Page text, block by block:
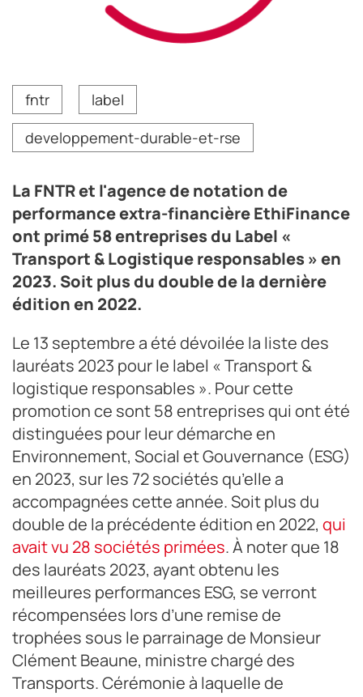
fntr
label
developpement-durable-et-rse
La FNTR et l'agence de notation de
performance extra-financière EthiFinance
ont primé 58 entreprises du Label «
Transport & Logistique responsables » en
2023. Soit plus du double de la dernière
édition en 2022.
Le 13 septembre a été dévoilée la liste des
lauréats 2023 pour le label « Transport &
logistique responsables ». Pour cette
promotion ce sont 58 entreprises qui ont été
distinguées pour leur démarche en
Environnement, Social et Gouvernance (ESG)
en 2023, sur les 72 sociétés qu’elle a
accompagnées cette année. Soit plus du
double de la précédente édition en 2022, qui
avait vu 28 sociétés primées. À noter que 18
des lauréats 2023, ayant obtenu les
meilleures performances ESG, se verront
récompensées lors d’une remise de
trophées sous le parrainage de Monsieur
Clément Beaune, ministre chargé des
Transports. Cérémonie à laquelle de